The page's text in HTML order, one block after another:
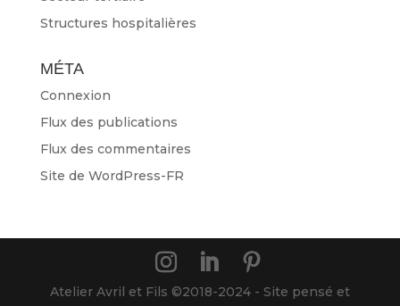
Structures hospitalières
MÉTA
Connexion
Flux des publications
Flux des commentaires
Site de WordPress-FR
Atelier Avril et Fils ©2018-2024 - Site pensé et